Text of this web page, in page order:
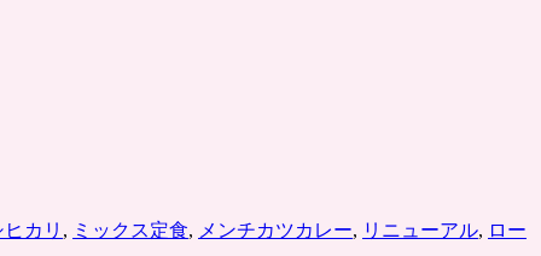
ヒカリ , ミックス定食, メンチカツカレー, リニューアル, ロー